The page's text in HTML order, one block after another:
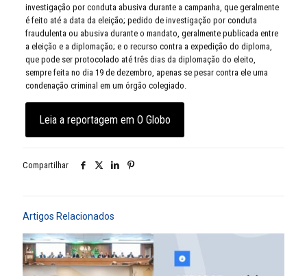
investigação por conduta abusiva durante a campanha, que geralmente
é feito até a data da eleição; pedido de investigação por conduta
fraudulenta ou abusiva durante o mandato, geralmente publicada entre
a eleição e a diplomação; e o recurso contra a expedição do diploma,
que pode ser protocolado até três dias da diplomação do eleito,
sempre feita no dia 19 de dezembro, apenas se pesar contra ele uma
condenação criminal em um órgão colegiado.
Leia a reportagem em O Globo
Compartilhar
Artigos Relacionados